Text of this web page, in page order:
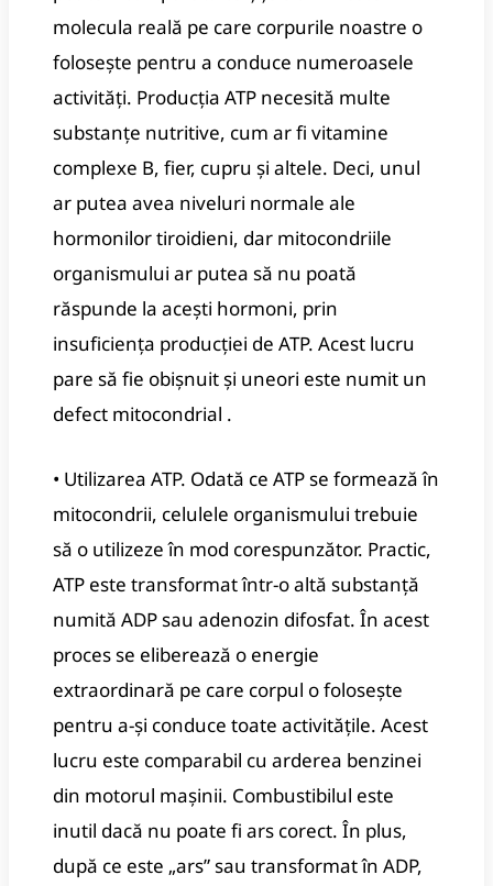
molecula reală pe care corpurile noastre o
folosește pentru a conduce numeroasele
activități. Producția ATP necesită multe
substanțe nutritive, cum ar fi vitamine
complexe B, fier, cupru și altele. Deci, unul
ar putea avea niveluri normale ale
hormonilor tiroidieni, dar mitocondriile
organismului ar putea să nu poată
răspunde la acești hormoni, prin
insuficiența producției de ATP. Acest lucru
pare să fie obișnuit și uneori este numit un
defect mitocondrial .
• Utilizarea ATP. Odată ce ATP se formează în
mitocondrii, celulele organismului trebuie
să o utilizeze în mod corespunzător. Practic,
ATP este transformat într-o altă substanță
numită ADP sau adenozin difosfat. În acest
proces se eliberează o energie
extraordinară pe care corpul o folosește
pentru a-și conduce toate activitățile. Acest
lucru este comparabil cu arderea benzinei
din motorul mașinii. Combustibilul este
inutil dacă nu poate fi ars corect. În plus,
după ce este „ars” sau transformat în ADP,